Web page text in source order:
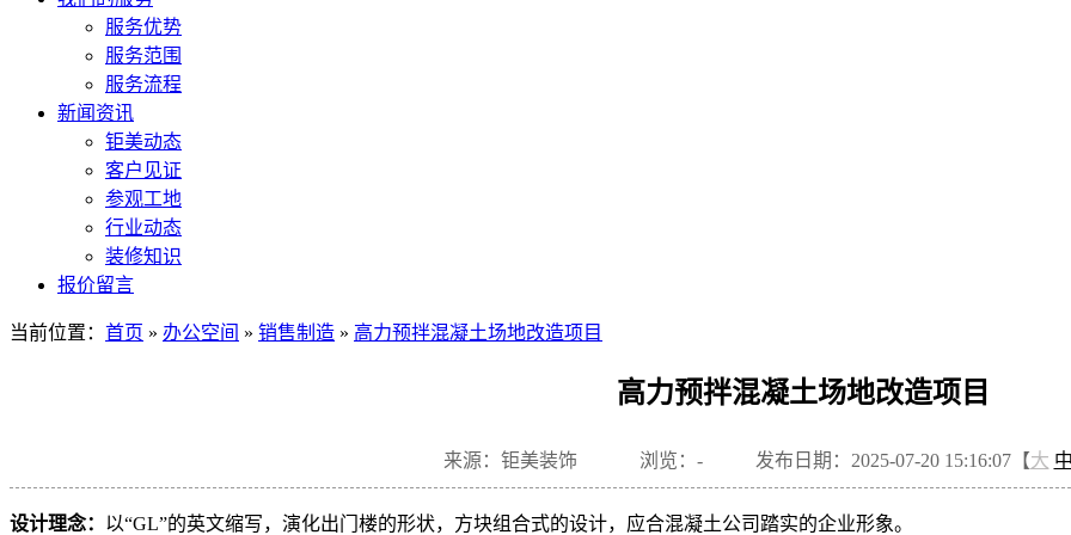
服务优势
服务范围
服务流程
新闻资讯
钜美动态
客户见证
参观工地
行业动态
装修知识
报价留言
当前位置： 首页 » 办公空间 » 销售制造 » 高力预拌混凝土场地改造项目
高力预拌混凝土场地改造项目
来源：钜美装饰 浏览： - 发布日期：2025-07-20 15:16:07【大 中
设计理念： 以“GL”的英文缩写，演化出门楼的形状，方块组合式的设计，应合混凝土公司踏实的企业形象。